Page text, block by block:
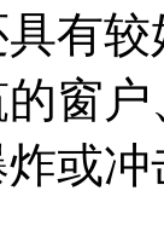
有
窗
或